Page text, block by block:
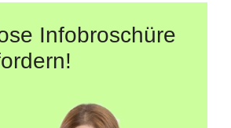
Infobroschüre